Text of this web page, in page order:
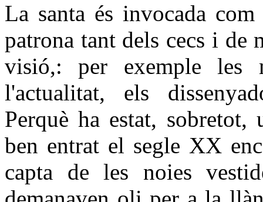
La santa és invocada
patrona tant dels cecs i de
visió,: per exemple les
l'actualitat, els
Perquè ha estat,
ben entrat el segle XX
capta de les noies